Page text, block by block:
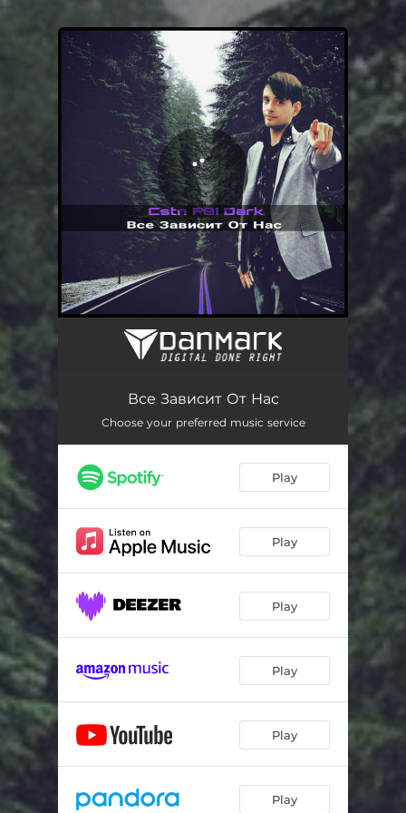
You're all set!
Все Зависит От Нас - Instrumental
Все Зависит От Нас
Choose your preferred music service
Play
Play
Play
Play
Play
Play